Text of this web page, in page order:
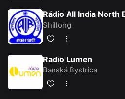
Rádio All India North
Shillong
Radio Lumen
Banská Bystrica